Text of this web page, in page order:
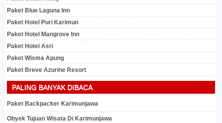
Paket Blue Laguna Inn
Paket Hotel Puri Karimun
Paket Hotel Mangrove Inn
Paket Hotel Asri
Paket Wisma Apung
Paket Breve Azurine Resort
PALING BANYAK DIBACA
Paket Backpacker Karimunjawa
Obyek Tujuan Wisata Di Karimunjawa